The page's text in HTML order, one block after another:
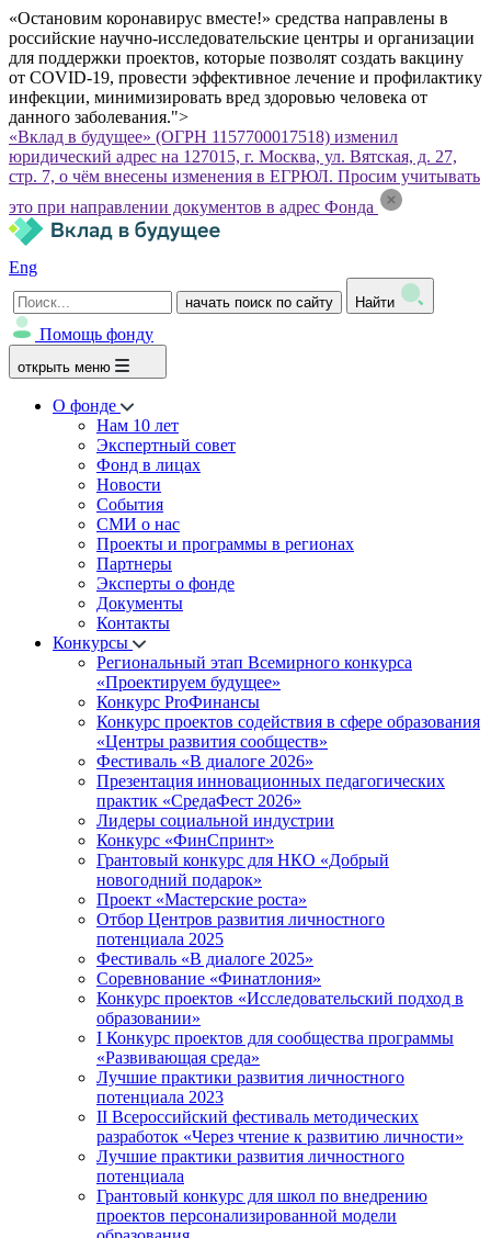
«Остановим коронавирус вместе!» средства направлены в
российские научно-исследовательские центры и организации
для поддержки проектов, которые позволят создать вакцину
от COVID-19, провести эффективное лечение и профилактику
инфекции, минимизировать вред здоровью человека от
данного заболевания.">
«Вклад в будущее» (ОГРН 1157700017518) изменил
юридический адрес на 127015, г. Москва, ул. Вятская, д. 27,
стр. 7, о чём внесены изменения в ЕГРЮЛ. Просим учитывать
это при направлении документов в адрес Фонда
Eng
начать поиск по сайту Найти
Помощь фонду
открыть меню
О фонде
Нам 10 лет
Экспертный совет
Фонд в лицах
Новости
События
СМИ о нас
Проекты и программы в регионах
Партнеры
Эксперты о фонде
Документы
Контакты
Конкурсы
Региональный этап Всемирного конкурса
«Проектируем будущее»
Конкурс ProФинансы
Конкурс проектов содействия в сфере образования
«Центры развития сообществ»
Фестиваль «В диалоге 2026»
Презентация инновационных педагогических
практик «СредаФест 2026»
Лидеры социальной индустрии
Конкурс «ФинСпринт»
Грантовый конкурс для НКО «Добрый
новогодний подарок»
Проект «Мастерские роста»
Отбор Центров развития личностного
потенциала 2025
Фестиваль «В диалоге 2025»
Соревнование «Финатлония»
Конкурс проектов «Исследовательский подход в
образовании»
I Конкурс проектов для сообщества программы
«Развивающая среда»
Лучшие практики развития личностного
потенциала 2023
II Всероссийский фестиваль методических
разработок «Через чтение к развитию личности»
Лучшие практики развития личностного
потенциала
Грантовый конкурс для школ по внедрению
проектов персонализированной модели